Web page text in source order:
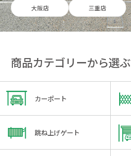
大阪店 三重店
商品カテゴリーから選ぶ
カーポート
跳ね上げゲート